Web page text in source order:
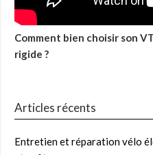
Comment bien choisir son
rigide ?
Articles récents
Entretien et réparation vélo